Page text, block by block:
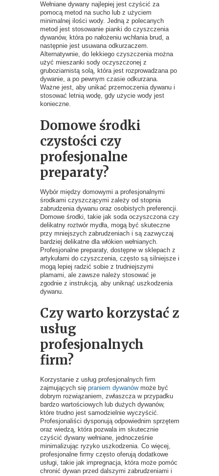
Wełniane dywany najlepiej jest czyścić za
pomocą metod na sucho lub z użyciem
minimalnej ilości wody. Jedną z polecanych
metod jest stosowanie pianki do czyszczenia
dywanów, która po nałożeniu wchłania brud, a
następnie jest usuwana odkurzaczem.
Alternatywnie, do lekkiego czyszczenia można
użyć mieszanki sody oczyszczonej z
gruboziarnistą solą, która jest rozprowadzana po
dywanie, a po pewnym czasie odkurzana.
Ważne jest, aby unikać przemoczenia dywanu i
stosować letnią wodę, gdy użycie wody jest
konieczne.
Domowe środki
czystości czy
profesjonalne
preparaty?
Wybór między domowymi a profesjonalnymi
środkami czyszczącymi zależy od stopnia
zabrudzenia dywanu oraz osobistych preferencji.
Domowe środki, takie jak soda oczyszczona czy
delikatny roztwór mydła, mogą być skuteczne
przy mniejszych zabrudzeniach i są zazwyczaj
bardziej delikatne dla włókien wełnianych.
Profesjonalne preparaty, dostępne w sklepach z
artykułami do czyszczenia, często są silniejsze i
mogą lepiej radzić sobie z trudniejszymi
plamami, ale zawsze należy stosować je
zgodnie z instrukcją, aby uniknąć uszkodzenia
dywanu.
Czy warto korzystać z
usług
profesjonalnych
firm?
Korzystanie z usług profesjonalnych firm
zajmujących się praniem dywanówmoże być
dobrym rozwiązaniem, zwłaszcza w przypadku
bardzo wartościowych lub dużych dywanów,
które trudno jest samodzielnie wyczyścić.
Profesjonaliści dysponują odpowiednim sprzętem
oraz wiedzą, która pozwala im skutecznie
czyścić dywany wełniane, jednocześnie
minimalizując ryzyko uszkodzenia. Co więcej,
profesjonalne firmy często oferują dodatkowe
usługi, takie jak impregnacja, która może pomóc
chronić dywan przed dalszymi zabrudzeniami i